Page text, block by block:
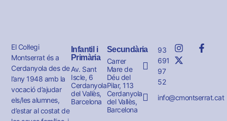
El Col·legi
Montserrat és a
Cerdanyola des de
l’any 1948 amb la
vocació d’ajudar
els/les alumnes,
d’estar al costat de
Infantil i
Primària
Av. Sant
Iscle, 6
Cerdanyola
del Vallès,
Barcelona
Secundària
Carrer
Mare de
Déu del
Pilar, 113
Cerdanyola
del Vallès,
Barcelona
93
691
97
52
info@cmontserrat.cat